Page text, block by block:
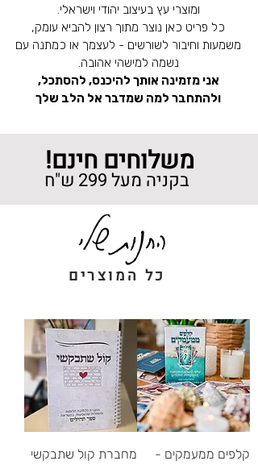
ומוצרי עץ בעיצוב יהודי וישראלי.
כל פריט כאן נוצר מתוך רצון להביא עומק,
משמעות וחיבור לשורשים - לעצמך או כמתנה עם
נשמה למישהי אהובה.
אני מזמינה אותך להיכנס, להסתכל,
ולהתחבר למה שמדבר אל הלב שלך
!משלוחים חינם
בקניה מעל 299 ש"ח
החנות שלי
כל המוצרים
קלפים ממעמקים -
מחברת קול שתבקשי